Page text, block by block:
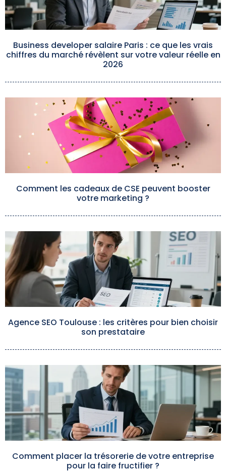
Business developer salaire Paris : ce que les vrais
chiffres du marché révèlent sur votre valeur réelle en
2026
Comment les cadeaux de CSE peuvent booster
votre marketing ?
Agence SEO Toulouse : les critères pour bien choisir
son prestataire
Comment placer la trésorerie de votre entreprise
pour la faire fructifier ?